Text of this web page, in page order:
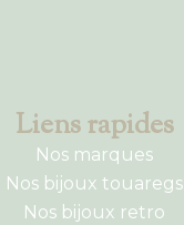
Liens rapides
Nos marques
Nos bijoux touaregs
Nos bijoux retro